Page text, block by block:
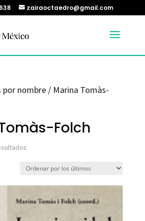
zairaoctaedro@gmail.com
por nombre / Marina Tomàs-
Folch
Ordenado